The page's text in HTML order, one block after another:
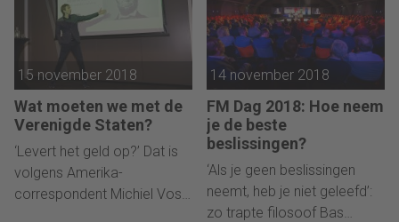
leeftijd en ervaring.
executive coach. “Het leiden
van een familiebedrijf is
geen passie, zoals de
oprichter altijd zegt, maar
een obsessie! Hij is een
alfawolf.”
15 november 2018
Wat moeten we met de
Verenigde Staten?
‘Levert het geld op?’ Dat is
volgens Amerika-
correspondent Michiel Vos
14 november 2018
FM Dag 2018: Hoe neem
je de beste
beslissingen?
‘Als je geen beslissingen
neemt, heb je niet geleefd’:
zo trapte filosoof Bas